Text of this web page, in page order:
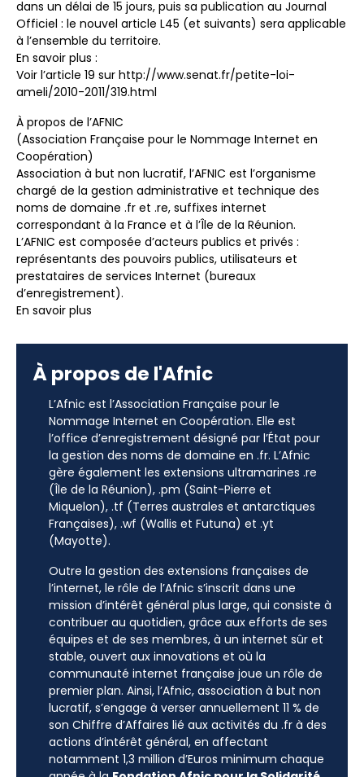
dans un délai de 15 jours, puis sa publication au Journal
Officiel : le nouvel article L45 (et suivants) sera applicable
à l’ensemble du territoire.
En savoir plus :
Voir l’article 19 sur http://www.senat.fr/petite-loi-
ameli/2010-2011/319.html
À propos de l’AFNIC
(Association Française pour le Nommage Internet en
Coopération)
Association à but non lucratif, l’AFNIC est l’organisme
chargé de la gestion administrative et technique des
noms de domaine .fr et .re, suffixes internet
correspondant à la France et à l’Île de la Réunion.
L’AFNIC est composée d’acteurs publics et privés :
représentants des pouvoirs publics, utilisateurs et
prestataires de services Internet (bureaux
d’enregistrement).
En savoir plus
À propos de l'Afnic
L’Afnic est l’Association Française pour le
Nommage Internet en Coopération. Elle est
l’office d’enregistrement désigné par l’État pour
la gestion des noms de domaine en .fr. L’Afnic
gère également les extensions ultramarines .re
(Île de la Réunion), .pm (Saint-Pierre et
Miquelon), .tf (Terres australes et antarctiques
Françaises), .wf (Wallis et Futuna) et .yt
(Mayotte).
Outre la gestion des extensions françaises de
l’internet, le rôle de l’Afnic s’inscrit dans une
mission d’intérêt général plus large, qui consiste à
contribuer au quotidien, grâce aux efforts de ses
équipes et de ses membres, à un internet sûr et
stable, ouvert aux innovations et où la
communauté internet française joue un rôle de
premier plan. Ainsi, l’Afnic, association à but non
lucratif, s’engage à verser annuellement 11 % de
son Chiffre d’Affaires lié aux activités du .fr à des
actions d’intérêt général, en affectant
notamment 1,3 million d’Euros minimum chaque